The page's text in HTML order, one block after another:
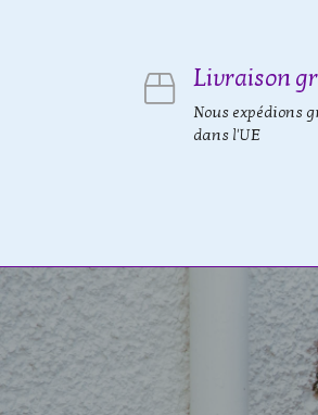
Livraison
Nous expédions
dans l'UE